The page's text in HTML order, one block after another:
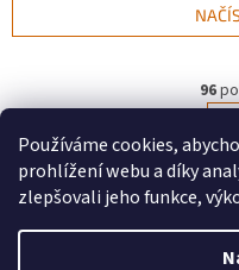
Používáme cookies,
prohlížení webu a díky
zlepšovali jeho funkce,
96